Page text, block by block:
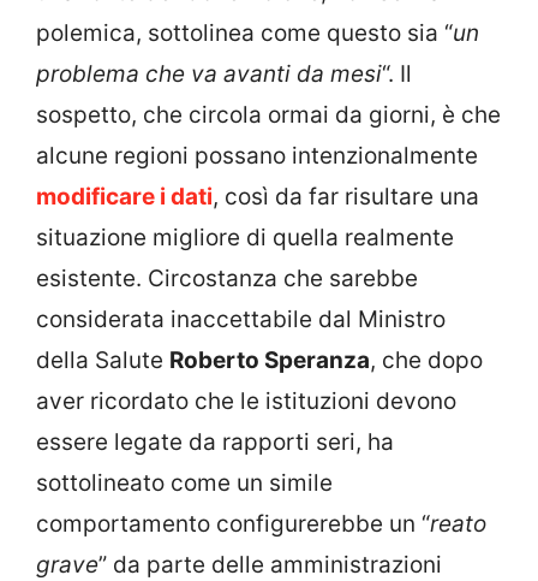
polemica, sottolinea come questo sia “un
problema che va avanti da mesi“. Il
sospetto, che circola ormai da giorni, è che
alcune regioni possano intenzionalmente
modificare i dati, così da far risultare una
situazione migliore di quella realmente
esistente. Circostanza che sarebbe
considerata inaccettabile dal Ministro
della Salute Roberto Speranza, che dopo
aver ricordato che le istituzioni devono
essere legate da rapporti seri, ha
sottolineato come un simile
comportamento configurerebbe un “reato
grave” da parte delle amministrazioni